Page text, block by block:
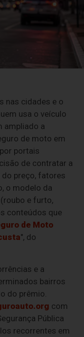
nas cidades e o
usa o veículo
ampliado a
de moto em
portais
de contratar a
do preço, fatores
o modelo da
e furto,
conteúdos que
de Moto
", do
e a
bairros
do prêmio.
com
Pública
recorrentes em